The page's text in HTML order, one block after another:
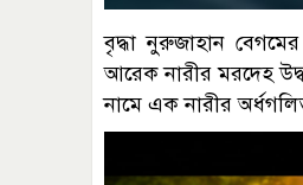
বৃদ্ধা নুরুজাহান
আরেক নারীর মরদেহ
নামে এক নারীর